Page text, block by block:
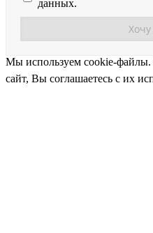
данных.
Мы используем cookie-файлы.
сайт, Вы соглашаетесь с их